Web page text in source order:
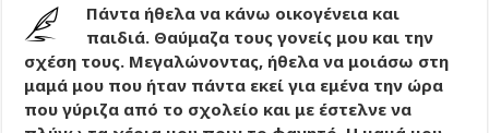
Πάντα ήθελα να κάνω οικογένεια και
παιδιά. Θαύμαζα τους γονείς μου και την
σχέση τους. Μεγαλώνοντας, ήθελα να μοιάσω στη
μαμά μου που ήταν πάντα εκεί για εμένα την ώρα
που γύριζα από το σχολείο και με έστελνε να